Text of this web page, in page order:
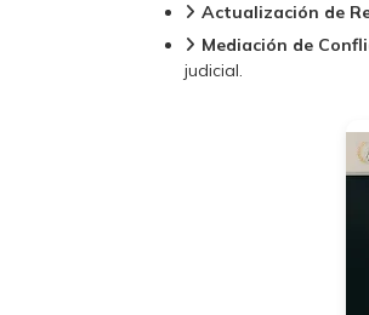
Actualización de
Mediación de
judicial.